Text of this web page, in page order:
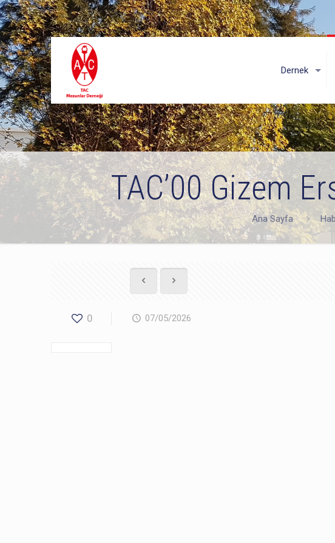
Dernek
TAC’00 Gizem
Ana Sayfa
0 07/05/2026